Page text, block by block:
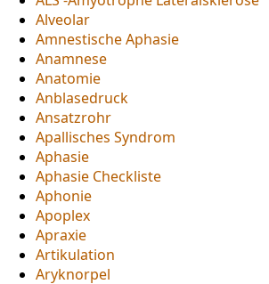
Alveolar
Amnestische Aphasie
Anamnese
Anatomie
Anblasedruck
Ansatzrohr
Apallisches Syndrom
Aphasie
Aphasie Checkliste
Aphonie
Apoplex
Apraxie
Artikulation
Aryknorpel